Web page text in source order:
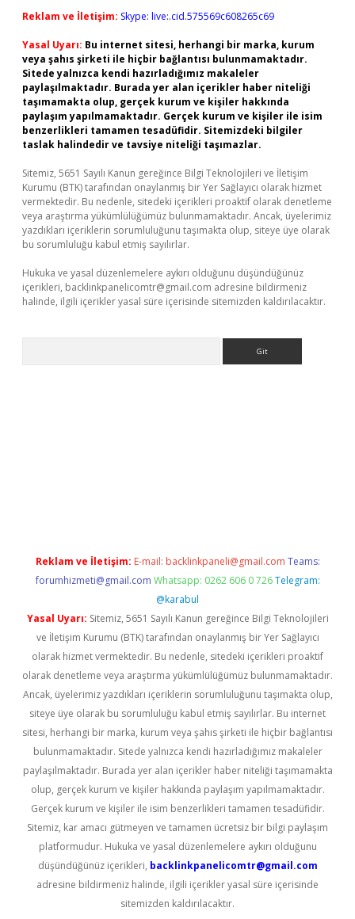
Reklam ve İletişim: Skype: live:.cid.575569c608265c69
Yasal Uyarı: Bu internet sitesi, herhangi bir marka, kurum
veya şahıs şirketi ile hiçbir bağlantısı bulunmamaktadır.
Sitede yalnızca kendi hazırladığımız makaleler
paylaşılmaktadır. Burada yer alan içerikler haber niteliği
taşımamakta olup, gerçek kurum ve kişiler hakkında
paylaşım yapılmamaktadır. Gerçek kurum ve kişiler ile isim
benzerlikleri tamamen tesadüfidir. Sitemizdeki bilgiler
taslak halindedir ve tavsiye niteliği taşımazlar.
Sitemiz, 5651 Sayılı Kanun gereğince Bilgi Teknolojileri ve İletişim
Kurumu (BTK) tarafından onaylanmış bir Yer Sağlayıcı olarak hizmet
vermektedir. Bu nedenle, sitedeki içerikleri proaktif olarak denetleme
veya araştırma yükümlülüğümüz bulunmamaktadır. Ancak, üyelerimiz
yazdıkları içeriklerin sorumluluğunu taşımakta olup, siteye üye olarak
bu sorumluluğu kabul etmiş sayılırlar.
Hukuka ve yasal düzenlemelere aykırı olduğunu düşündüğünüz
içerikleri, backlinkpanelicomtr@gmail.com adresine bildirmeniz
halinde, ilgili içerikler yasal süre içerisinde sitemizden kaldırılacaktır.
Reklam ve İletişim: E-mail: backlinkpaneli@gmail.com Teams:
forumhizmeti@gmail.com Whatsapp: 0262 606 0 726 Telegram:
@karabul
Yasal Uyarı: Sitemiz, 5651 Sayılı Kanun gereğince Bilgi Teknolojileri
ve İletişim Kurumu (BTK) tarafından onaylanmış bir Yer Sağlayıcı
olarak hizmet vermektedir. Bu nedenle, sitedeki içerikleri proaktif
olarak denetleme veya araştırma yükümlülüğümüz bulunmamaktadır.
Ancak, üyelerimiz yazdıkları içeriklerin sorumluluğunu taşımakta olup,
siteye üye olarak bu sorumluluğu kabul etmiş sayılırlar. Bu internet
sitesi, herhangi bir marka, kurum veya şahıs şirketi ile hiçbir bağlantısı
bulunmamaktadır. Sitede yalnızca kendi hazırladığımız makaleler
paylaşılmaktadır. Burada yer alan içerikler haber niteliği taşımamakta
olup, gerçek kurum ve kişiler hakkında paylaşım yapılmamaktadır.
Gerçek kurum ve kişiler ile isim benzerlikleri tamamen tesadüfidir.
Sitemiz, kar amacı gütmeyen ve tamamen ücretsiz bir bilgi paylaşım
platformudur. Hukuka ve yasal düzenlemelere aykırı olduğunu
düşündüğünüz içerikleri, backlinkpanelicomtr@gmail.com
adresine bildirmeniz halinde, ilgili içerikler yasal süre içerisinde
sitemizden kaldırılacaktır.